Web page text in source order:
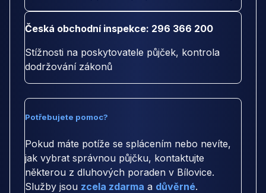
Česká obchodní inspekce: 296 366 200
Stížnosti na poskytovatele půjček, kontrola
dodržování zákonů
Potřebujete pomoc?
Pokud máte potíže se splácením nebo nevíte,
jak vybrat správnou půjčku, kontaktujte
některou z dluhových poraden v Bílovice.
Služby jsou zcela zdarma a důvěrné.